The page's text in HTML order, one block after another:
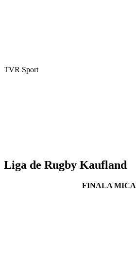
TVR Sport
Liga de Rugby Kaufland
FINALA MICA